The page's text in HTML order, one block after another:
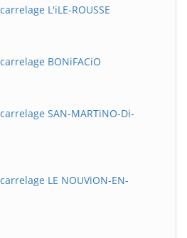
L'iLE-ROUSSE
BONiFACiO
SAN-MARTiNO-Di-
LE NOUViON-EN-